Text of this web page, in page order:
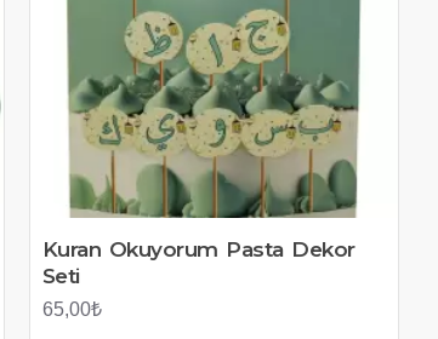
Kuran Okuyorum Pasta Dekor
Seti
65,00₺